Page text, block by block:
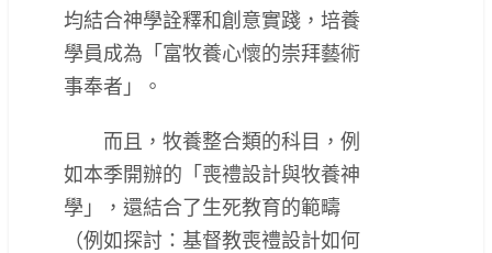
均結合神學詮釋和創意實踐，培養
學員成為「富牧養心懷的崇拜藝術
事奉者」。
而且，牧養整合類的科目，例
如本季開辦的「喪禮設計與牧養神
學」，還結合了生死教育的範疇
（例如探討：基督教喪禮設計如何